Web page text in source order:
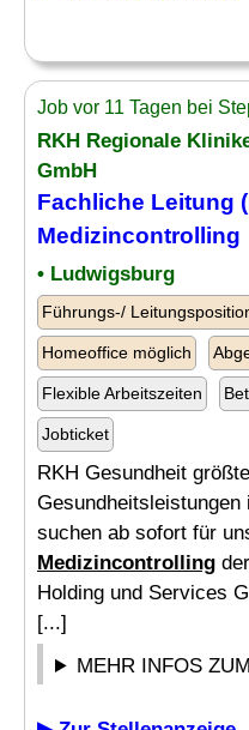
Job vor 11 Tagen bei
RKH Regionale
GmbH
Fachliche Leitung
Medizincontrolling
• Ludwigsburg
Führungs-/
Homeoffice möglich
Flexible Arbeitszeiten
Jobticket
RKH Gesundheit
suchen ab sofort für
Medizincontrolling
Holding und Services
[...]
MEHR INFOS